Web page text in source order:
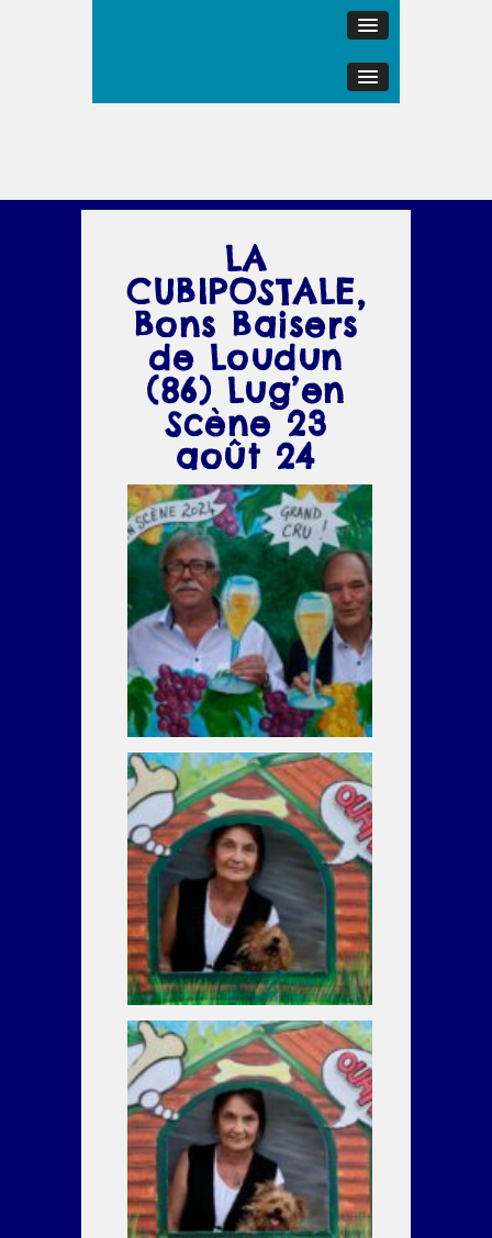
LA
CUBIPOSTALE,
Bons Baisers
de Loudun
(86) Lug’en
Scène 23
août 24